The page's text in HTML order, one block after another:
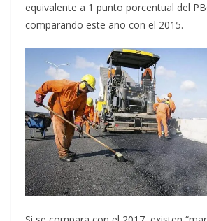
equivalente a 1 punto porcentual del
comparando este año con el 2015.